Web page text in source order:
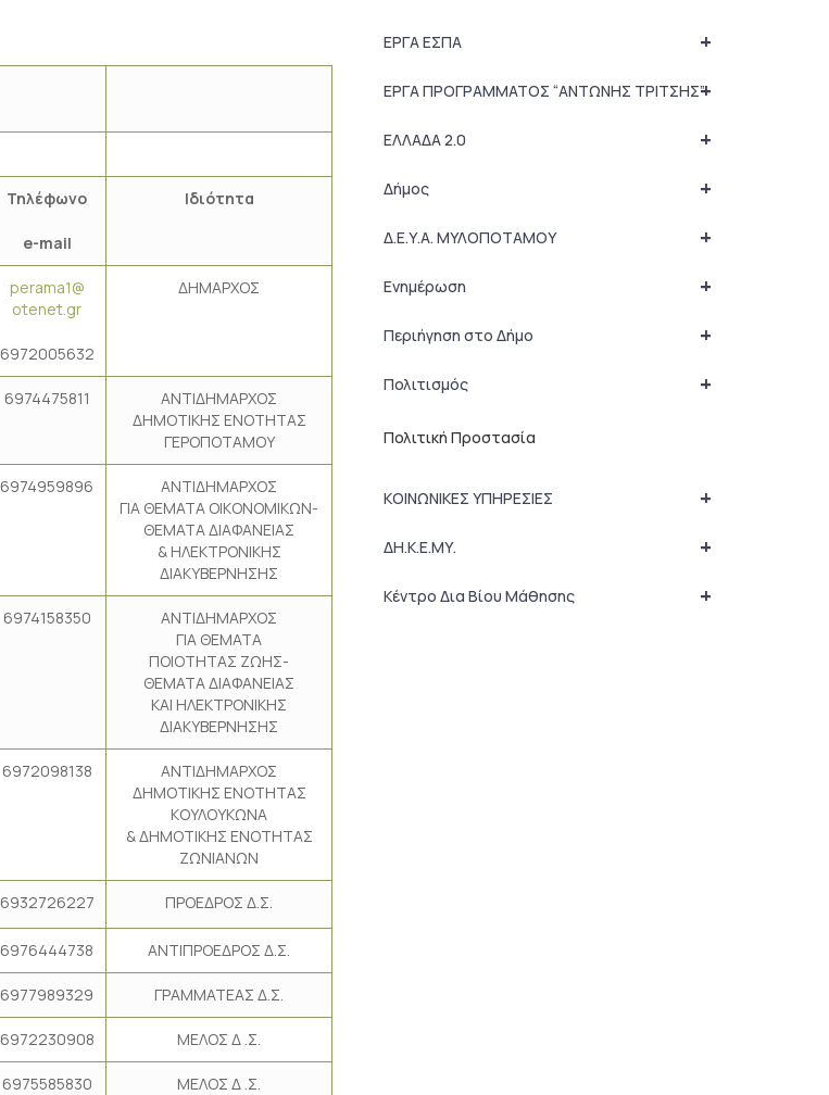
Τηλέφωνο
e-mail
Ιδιότητα
perama1@
otenet.gr
6972005632
ΔΗΜΑΡΧΟΣ
6974475811
ΑΝΤΙΔΗΜΑΡΧΟΣ
ΔΗΜΟΤΙΚΗΣ ΕΝΟΤΗΤΑΣ
ΓΕΡΟΠΟΤΑΜΟΥ
6974959896
ΑΝΤΙΔΗΜΑΡΧΟΣ
ΓΙΑ ΘΕΜΑΤΑ ΟΙΚΟΝΟΜΙΚΩΝ-
ΘΕΜΑΤΑ ΔΙΑΦΑΝΕΙΑΣ
& ΗΛΕΚΤΡΟΝΙΚΗΣ
ΔΙΑΚΥΒΕΡΝΗΣΗΣ
6974158350
ΑΝΤΙΔΗΜΑΡΧΟΣ
ΓΙΑ ΘΕΜΑΤΑ
ΠΟΙΟΤΗΤΑΣ ΖΩΗΣ-
ΘΕΜΑΤΑ ΔΙΑΦΑΝΕΙΑΣ
ΚΑΙ ΗΛΕΚΤΡΟΝΙΚΗΣ
ΔΙΑΚΥΒΕΡΝΗΣΗΣ
6972098138
ΑΝΤΙΔΗΜΑΡΧΟΣ
ΔΗΜΟΤΙΚΗΣ ΕΝΟΤΗΤΑΣ
ΚΟΥΛΟΥΚΩΝΑ
& ΔΗΜΟΤΙΚΗΣ ΕΝΟΤΗΤΑΣ
ΖΩΝΙΑΝΩΝ
6932726227 ΠΡΟΕΔΡΟΣ Δ.Σ.
6976444738 ΑΝΤΙΠΡΟΕΔΡΟΣ Δ.Σ.
6977989329 ΓΡΑΜΜΑΤΕΑΣ Δ.Σ.
6972230908 ΜΕΛΟΣ Δ .Σ.
6975585830 ΜΕΛΟΣ Δ .Σ.
+
ΕΡΓΑ ΕΣΠΑ
+
ΕΡΓΑ ΠΡΟΓΡΑΜΜΑΤΟΣ “ΑΝΤΩΝΗΣ ΤΡΙΤΣΗΣ”
+
ΕΛΛΑΔΑ 2.0
+
Δήμος
+
Δ.Ε.Υ.Α. ΜΥΛΟΠΟΤΑΜΟΥ
+
Ενημέρωση
+
Περιήγηση στο Δήμο
+
Πολιτισμός
Πολιτική Προστασία
+
ΚΟΙΝΩΝΙΚΕΣ ΥΠΗΡΕΣΙΕΣ
+
ΔΗ.Κ.Ε.ΜΥ.
+
Κέντρο Δια Βίου Μάθησης